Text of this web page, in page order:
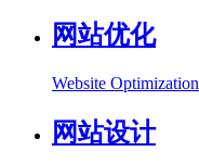
网站优化
Website Optimization
网站设计